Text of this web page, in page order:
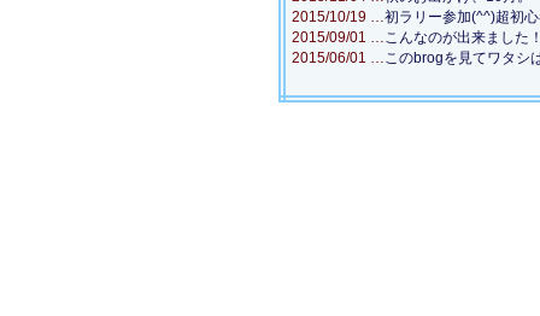
2015/10/19 … 初ラリー参加(^^)超初
2015/09/01 …
こんなのが出来ました！
2015/06/01 …
このbrogを見てワタ